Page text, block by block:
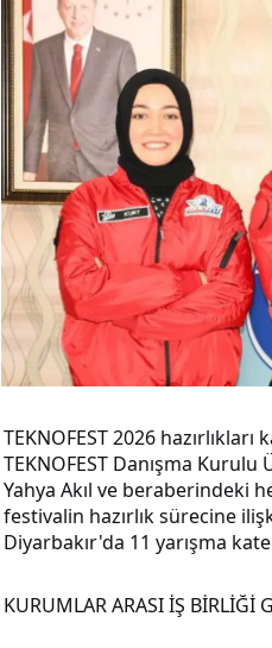
TEKNOFEST 2026
TEKNOFEST Danışma
Yahya Akıl ve beraberindeki
festivalin hazırlık sürecine
Diyarbakır'da 11 yarışma
KURUMLAR ARASI İŞ BİRLİĞİ